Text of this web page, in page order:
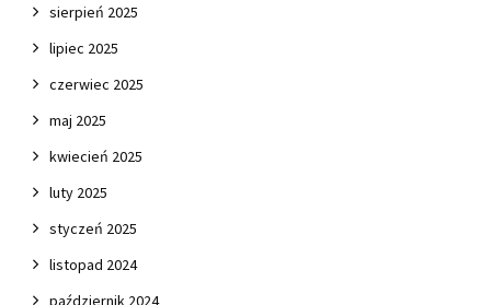
sierpień 2025
lipiec 2025
czerwiec 2025
maj 2025
kwiecień 2025
luty 2025
styczeń 2025
listopad 2024
październik 2024